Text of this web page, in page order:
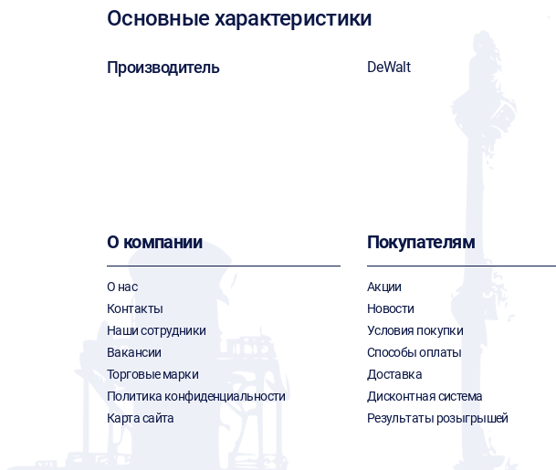
Основные характеристики
Производитель DeWalt
О компании
О нас
Контакты
Наши сотрудники
Вакансии
Торговые марки
Политика конфиденциальности
Карта сайта
Покупателям
Акции
Новости
Условия покупки
Способы оплаты
Доставка
Дисконтная система
Результаты розыгрышей